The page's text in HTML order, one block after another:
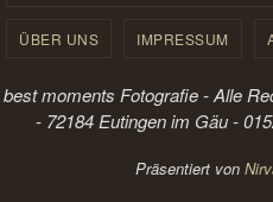
ÜBER UNS IMPRESSUM
best moments Fotografie - Alle
- 72184 Eutingen im Gäu -
Präsentiert von